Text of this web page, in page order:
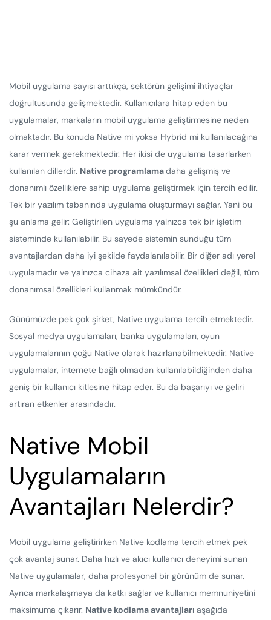
Mobil uygulama sayısı arttıkça, sektörün gelişimi ihtiyaçlar
doğrultusunda gelişmektedir. Kullanıcılara hitap eden bu
uygulamalar, markaların mobil uygulama geliştirmesine neden
olmaktadır. Bu konuda Native mi yoksa Hybrid mi kullanılacağına
karar vermek gerekmektedir. Her ikisi de uygulama tasarlarken
kullanılan dillerdir. Native programlamadaha gelişmiş ve
donanımlı özelliklere sahip uygulama geliştirmek için tercih edilir.
Tek bir yazılım tabanında uygulama oluşturmayı sağlar. Yani bu
şu anlama gelir: Geliştirilen uygulama yalnızca tek bir işletim
sisteminde kullanılabilir. Bu sayede sistemin sunduğu tüm
avantajlardan daha iyi şekilde faydalanılabilir. Bir diğer adı yerel
uygulamadır ve yalnızca cihaza ait yazılımsal özellikleri değil, tüm
donanımsal özellikleri kullanmak mümkündür.
Günümüzde pek çok şirket, Native uygulama tercih etmektedir.
Sosyal medya uygulamaları, banka uygulamaları, oyun
uygulamalarının çoğu Native olarak hazırlanabilmektedir. Native
uygulamalar, internete bağlı olmadan kullanılabildiğinden daha
geniş bir kullanıcı kitlesine hitap eder. Bu da başarıyı ve geliri
artıran etkenler arasındadır.
Native Mobil
Uygulamaların
Avantajları Nelerdir?
Mobil uygulama geliştirirken Native kodlama tercih etmek pek
çok avantaj sunar. Daha hızlı ve akıcı kullanıcı deneyimi sunan
Native uygulamalar, daha profesyonel bir görünüm de sunar.
Ayrıca markalaşmaya da katkı sağlar ve kullanıcı memnuniyetini
maksimuma çıkarır. Native kodlama avantajları aşağıda